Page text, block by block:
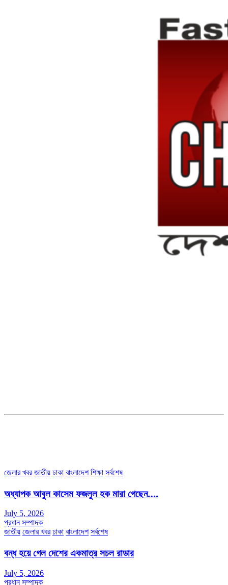
জেলার খবর জাতীয় ঢাকা বাংলাদেশ শিক্ষা সর্বশেষ
অধ্যাপক আবুল কাসেম ফজলুল হক মারা গেছেন….
July 5, 2026
প্রধান সম্পাদক
জাতীয় জেলার খবর ঢাকা বাংলাদেশ সর্বশেষ
বন্ধ হয়ে গেল দেশের একমাত্র সচল রাডার
July 5, 2026
প্রধান সম্পাদক